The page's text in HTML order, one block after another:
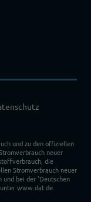
und zu den offiziellen
neuer
die
Stromverbrauch neuer
und bei der 'Deutschen
www.dat.de.